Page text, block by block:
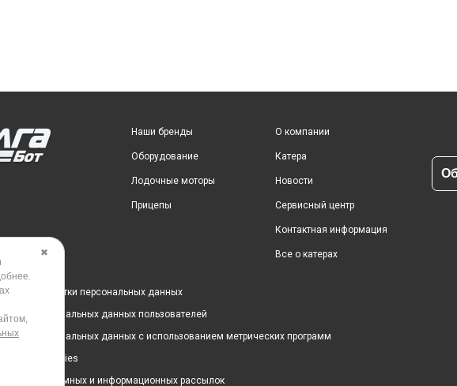
Наши бренды
Оборудование
Лодочные моторы
Прицепы
О компании
Катера
Новости
Сервисный центр
Контактная информация
Все о катерах
обработки персональных данных
персональных данных пользователей
персональных данных с использованием метрических программ
cookies
рекламных и информационных рассылок
✖